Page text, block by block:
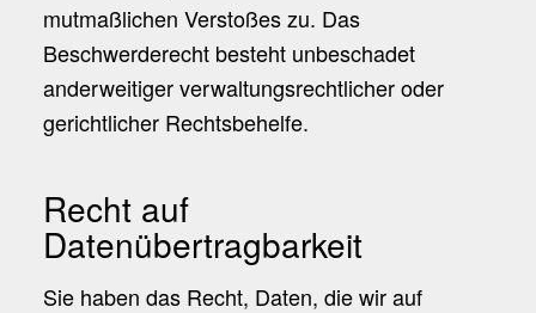
mutmaßlichen Verstoßes zu. Das
Beschwerderecht besteht unbeschadet
anderweitiger verwaltungsrechtlicher oder
gerichtlicher Rechtsbehelfe.
Recht auf
Datenübertragbarkeit
Sie haben das Recht, Daten, die wir auf